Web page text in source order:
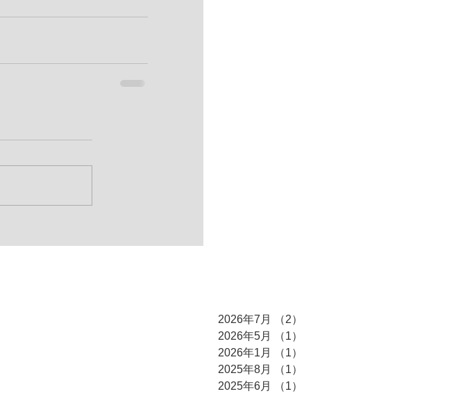
2026年7月 （2）
2026年5月
（1）
2026年1月
（1）
2025年8月
（1）
2025年6月
（1）